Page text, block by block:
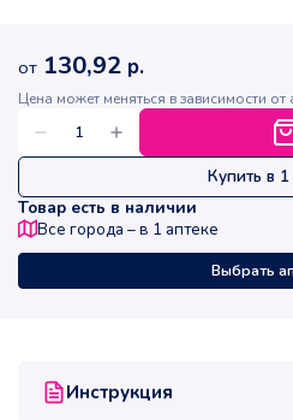
Инструкция
от 130,92 р.
Цена может меняться в зависимости
Купить в
Товар есть в наличии
Все города – в 1 аптеке
Выбрать